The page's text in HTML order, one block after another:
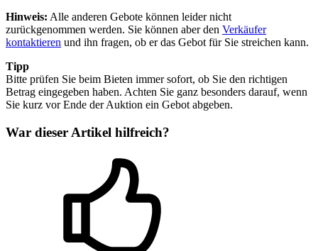
Hinweis: Alle anderen Gebote können leider nicht
zurückgenommen werden. Sie können aber den Verkäufer
kontaktieren und ihn fragen, ob er das Gebot für Sie streichen kann.
Tipp
Bitte prüfen Sie beim Bieten immer sofort, ob Sie den richtigen
Betrag eingegeben haben. Achten Sie ganz besonders darauf, wenn
Sie kurz vor Ende der Auktion ein Gebot abgeben.
War dieser Artikel hilfreich?